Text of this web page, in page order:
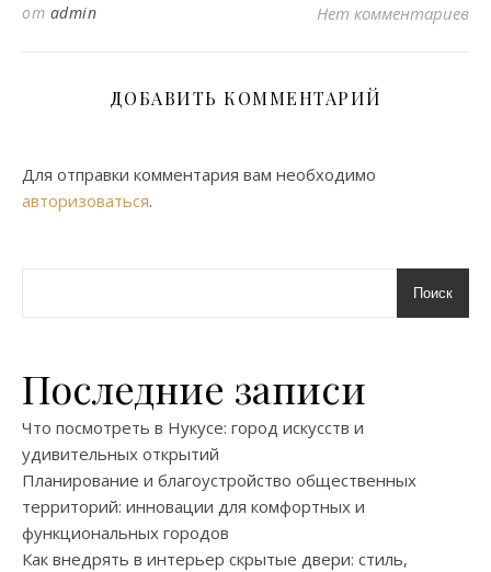
от admin Нет комментариев
ДОБАВИТЬ КОММЕНТАРИЙ
Для отправки комментария вам необходимо
авторизоваться.
Поиск
Последние записи
Что посмотреть в Нукусе: город искусств и
удивительных открытий
Планирование и благоустройство общественных
территорий: инновации для комфортных и
функциональных городов
Как внедрять в интерьер скрытые двери: стиль,